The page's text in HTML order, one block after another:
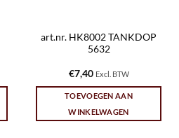
art.nr. HK8002 TANKDOP
5632
€7,40 Excl. BTW
TOEVOEGEN AAN
WINKELWAGEN